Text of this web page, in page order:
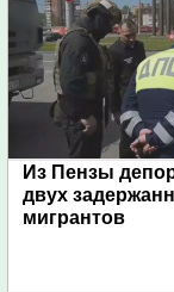
Из Пензы
двух
мигрантов